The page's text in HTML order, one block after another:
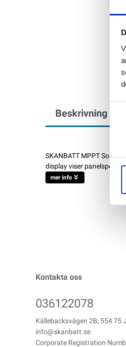
Beskrivning
SKANBATT MPPT
display viser
mer info
Kontakta oss
036122078
Källebacksvägen 2B, 554 75
info@skanbatt.se
Corporate Registration